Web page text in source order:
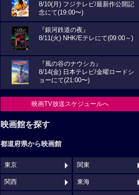
8/10(月) フジテレビ/最新作公開記
念にて(19:00〜)
『銀河鉄道の夜』
8/11(火) NHK/Eテレにて(09:00～)
『風の谷のナウシカ』
8/14(金) 日本テレビ/金曜ロードシ
ョーにて(21:00〜)
映画TV放送スケジュールへ
映画館を探す
都道府県から映画館
東京 関東
関西 東海